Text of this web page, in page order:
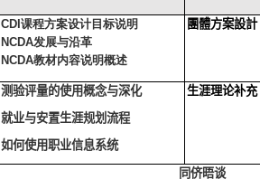
CDI课程方案设计目标说明
NCDA发展与沿革
NCDA教材内容说明概述
團體方案設計
测验评量的使用概念与深化
就业与安置生涯规划流程
如何使用职业信息系统
生涯理论补充
同侪晤谈